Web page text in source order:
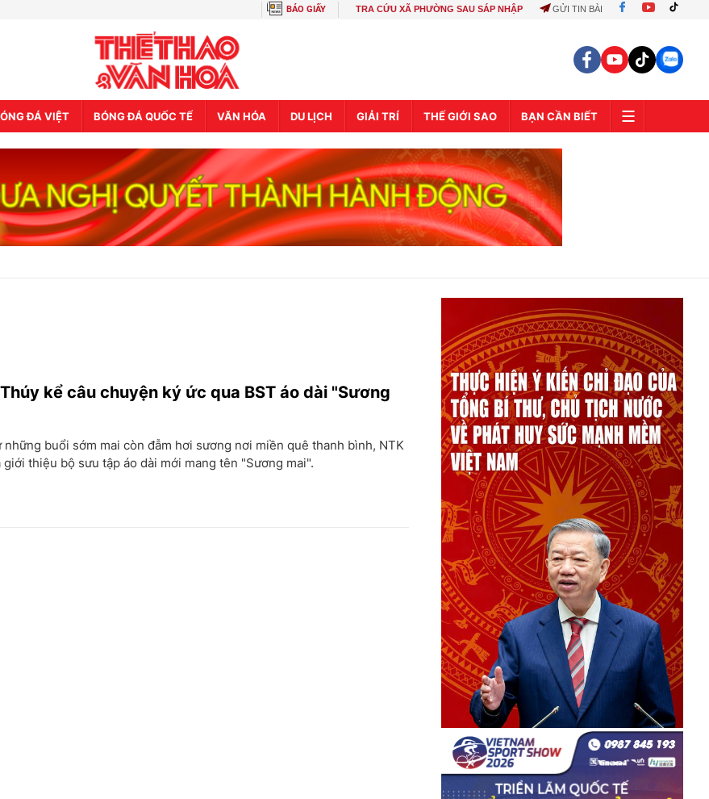
BÁO GIẤY TRA CỨU XÃ PHƯỜNG SAU SÁP NHẬP GỬI TIN BÀI
ĐÁ VIỆT BÓNG ĐÁ QUỐC TẾ VĂN HÓA DU LỊCH GIẢI TRÍ THẾ GIỚI SAO BẠN CẦN BIẾT
kể câu chuyện ký ức qua BST áo dài "Sương
những buổi sớm mai còn đẫm hơi sương nơi miền quê thanh bình, NTK
thiệu bộ sưu tập áo dài mới mang tên "Sương mai".